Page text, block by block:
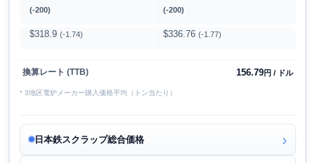
(-200) (-200)
$318.9 (-1.74) $336.76 (-1.77)
換算レート (TTB) 156.79円 / ドル
* 3地区電炉メーカー購入価格平均（トン当たり）
日本鉄スクラップ総合価格